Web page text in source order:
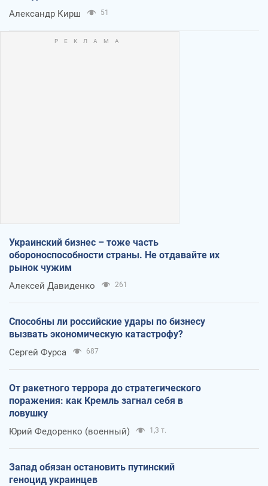
Александр Кирш 51
Украинский бизнес – тоже часть
обороноспособности страны. Не отдавайте их
рынок чужим
Алексей Давиденко 261
Способны ли российские удары по бизнесу
вызвать экономическую катастрофу?
Сергей Фурса 687
От ракетного террора до стратегического
поражения: как Кремль загнал себя в
ловушку
Юрий Федоренко (военный) 1,3 т.
Запад обязан остановить путинский
геноцид украинцев